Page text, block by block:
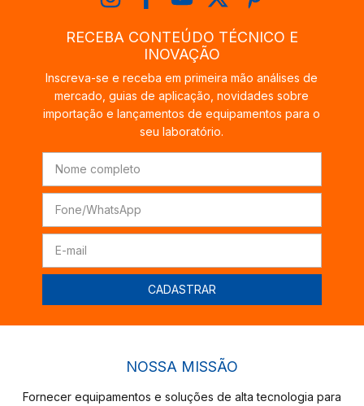
RECEBA CONTEÚDO TÉCNICO E
INOVAÇÃO
Inscreva-se e receba em primeira mão análises de
mercado, guias de aplicação, novidades sobre
importação e lançamentos de equipamentos para o
seu laboratório.
NOSSA MISSÃO
Fornecer equipamentos e soluções de alta tecnologia para